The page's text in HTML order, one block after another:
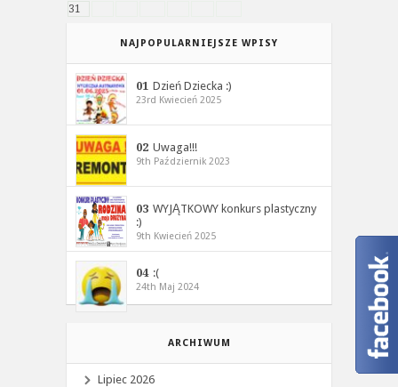
31
NAJPOPULARNIEJSZE WPISY
01 Dzień Dziecka :)
23rd Kwiecień 2025
02 Uwaga!!!
9th Październik 2023
03 WYJĄTKOWY konkurs plastyczny
:)
9th Kwiecień 2025
04 :(
24th Maj 2024
ARCHIWUM
Lipiec 2026